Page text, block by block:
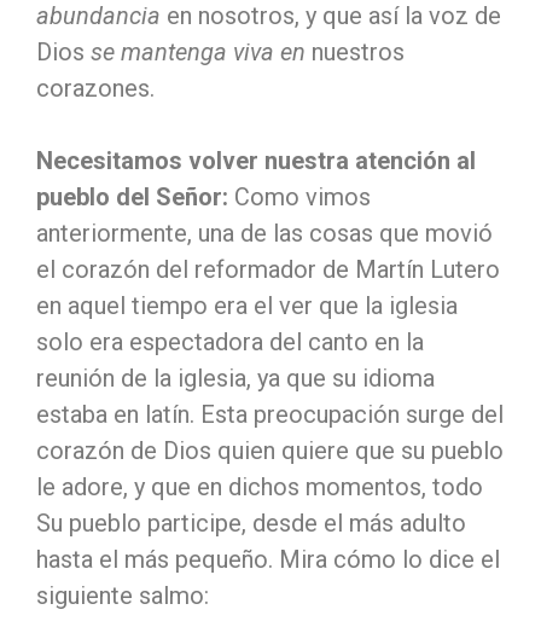
abundancia en nosotros, y que así la voz de
Dios se mantenga viva en nuestros
corazones.
Necesitamos volver nuestra atención al
pueblo del Señor: Como vimos
anteriormente, una de las cosas que movió
el corazón del reformador de Martín Lutero
en aquel tiempo era el ver que la iglesia
solo era espectadora del canto en la
reunión de la iglesia, ya que su idioma
estaba en latín. Esta preocupación surge del
corazón de Dios quien quiere que su pueblo
le adore, y que en dichos momentos, todo
Su pueblo participe, desde el más adulto
hasta el más pequeño. Mira cómo lo dice el
siguiente salmo: